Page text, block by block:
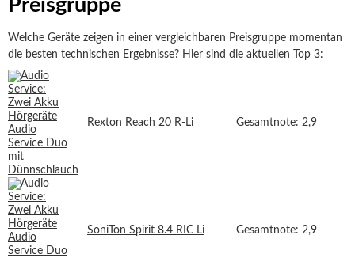
Preisgruppe
Welche Geräte zeigen in einer vergleichbaren Preisgruppe momentan
die besten technischen Ergebnisse? Hier sind die aktuellen Top 3:
Rexton Reach 20 R-Li Gesamtnote: 2,9
SoniTon Spirit 8.4 RIC Li Gesamtnote: 2,9